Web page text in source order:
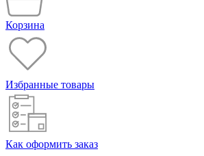
Корзина
Избранные товары
Как оформить заказ